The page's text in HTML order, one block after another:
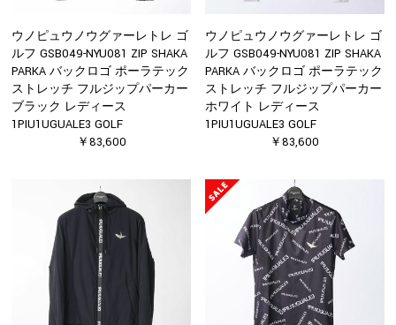
ウノピュウノウグァーレトレ ゴ
ルフ GSB049-NYU081 ZIP SHAKA
PARKA バックロゴ ポーラテック
ストレッチ フルジップパーカー
ブラック レディース
1PIU1UGUALE3 GOLF
￥83,600
ウノピュウノウグァーレトレ ゴ
ルフ GSB049-NYU081 ZIP SHAKA
PARKA バックロゴ ポーラテック
ストレッチ フルジップパーカー
ホワイト レディース
1PIU1UGUALE3 GOLF
￥83,600